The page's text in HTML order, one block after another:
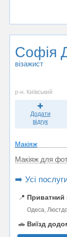
Софія
візажист
р-н. Київський
Додати
відгук
Макіяж
Макіяж для
➡️ Усі
📍 Приватний
Одеса,
🚗 Виїзд